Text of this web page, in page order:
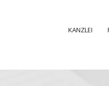
KANZLEI